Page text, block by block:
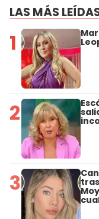
LAS MÁS
1
2
3